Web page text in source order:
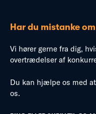
Har du mistanke
Vi hører gerne fra dig,
overtrædelser af
Du kan hjælpe os med
os.